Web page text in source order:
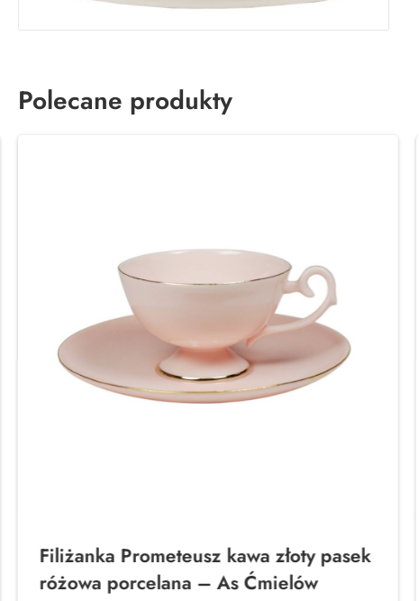
Polecane produkty
Filiżanka Prometeusz kawa złoty pasek
różowa porcelana – As Ćmielów